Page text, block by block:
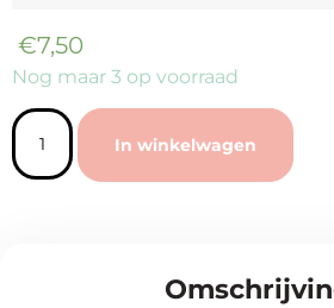
€7,50
Nog maar 3 op voorraad
In winkelwagen